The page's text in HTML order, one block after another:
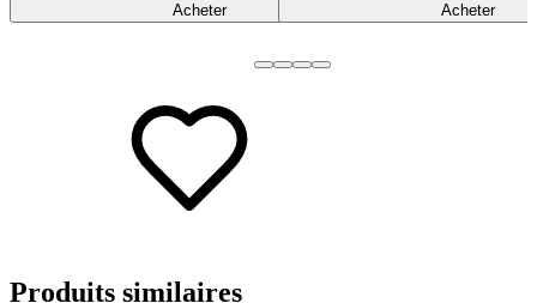
Acheter Acheter
Produits similaires